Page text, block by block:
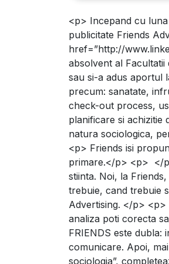
Echipa
<p> Incepand cu
publicitate Friends
href=”http://
absolvent al Facultatii
sau si-a adus aportul
precum: sanatate,
check-out process,
planificare si
natura sociologica,
<p> Friends isi
primare.</p> <p> </
stiinta. Noi, la
trebuie, cand trebuie
Advertising. </p>
analiza poti corecta
FRIENDS este dubla:
comunicare. Apoi,
sociologia”,